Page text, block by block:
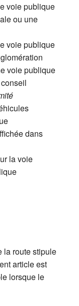
voie publique
ou une
voie publique
voie publique
dans
la voie
la route stipule
article est
lorsque le